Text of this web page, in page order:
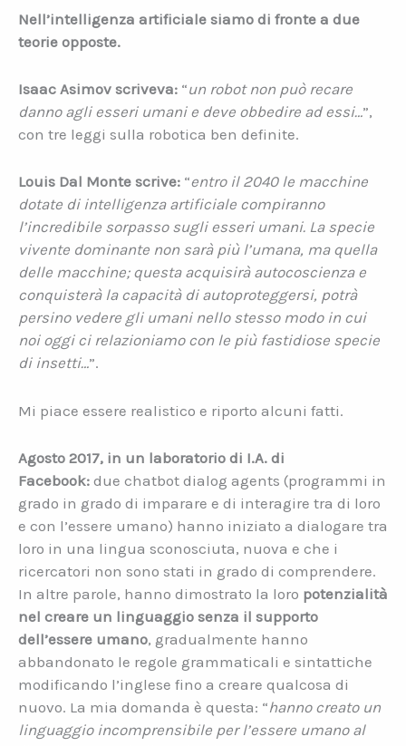
Nell’intelligenza artificiale siamo di fronte a due
teorie opposte.
Isaac Asimov scriveva: “un robot non può recare
danno agli esseri umani e deve obbedire ad essi…”,
con tre leggi sulla robotica ben definite.
Louis Dal Monte scrive: “entro il 2040 le macchine
dotate di intelligenza artificiale compiranno
l’incredibile sorpasso sugli esseri umani. La specie
vivente dominante non sarà più l’umana, ma quella
delle macchine; questa acquisirà autocoscienza e
conquisterà la capacità di autoproteggersi, potrà
persino vedere gli umani nello stesso modo in cui
noi oggi ci relazioniamo con le più fastidiose specie
di insetti…”.
Mi piace essere realistico e riporto alcuni fatti.
Agosto 2017, in un laboratorio di I.A. di
Facebook: due chatbot dialog agents (programmi in
grado in grado di imparare e di interagire tra di loro
e con l’essere umano) hanno iniziato a dialogare tra
loro in una lingua sconosciuta, nuova e che i
ricercatori non sono stati in grado di comprendere.
In altre parole, hanno dimostrato la loro potenzialità
nel creare un linguaggio senza il supporto
dell’essere umano, gradualmente hanno
abbandonato le regole grammaticali e sintattiche
modificando l’inglese fino a creare qualcosa di
nuovo. La mia domanda è questa: “hanno creato un
linguaggio incomprensibile per l’essere umano al